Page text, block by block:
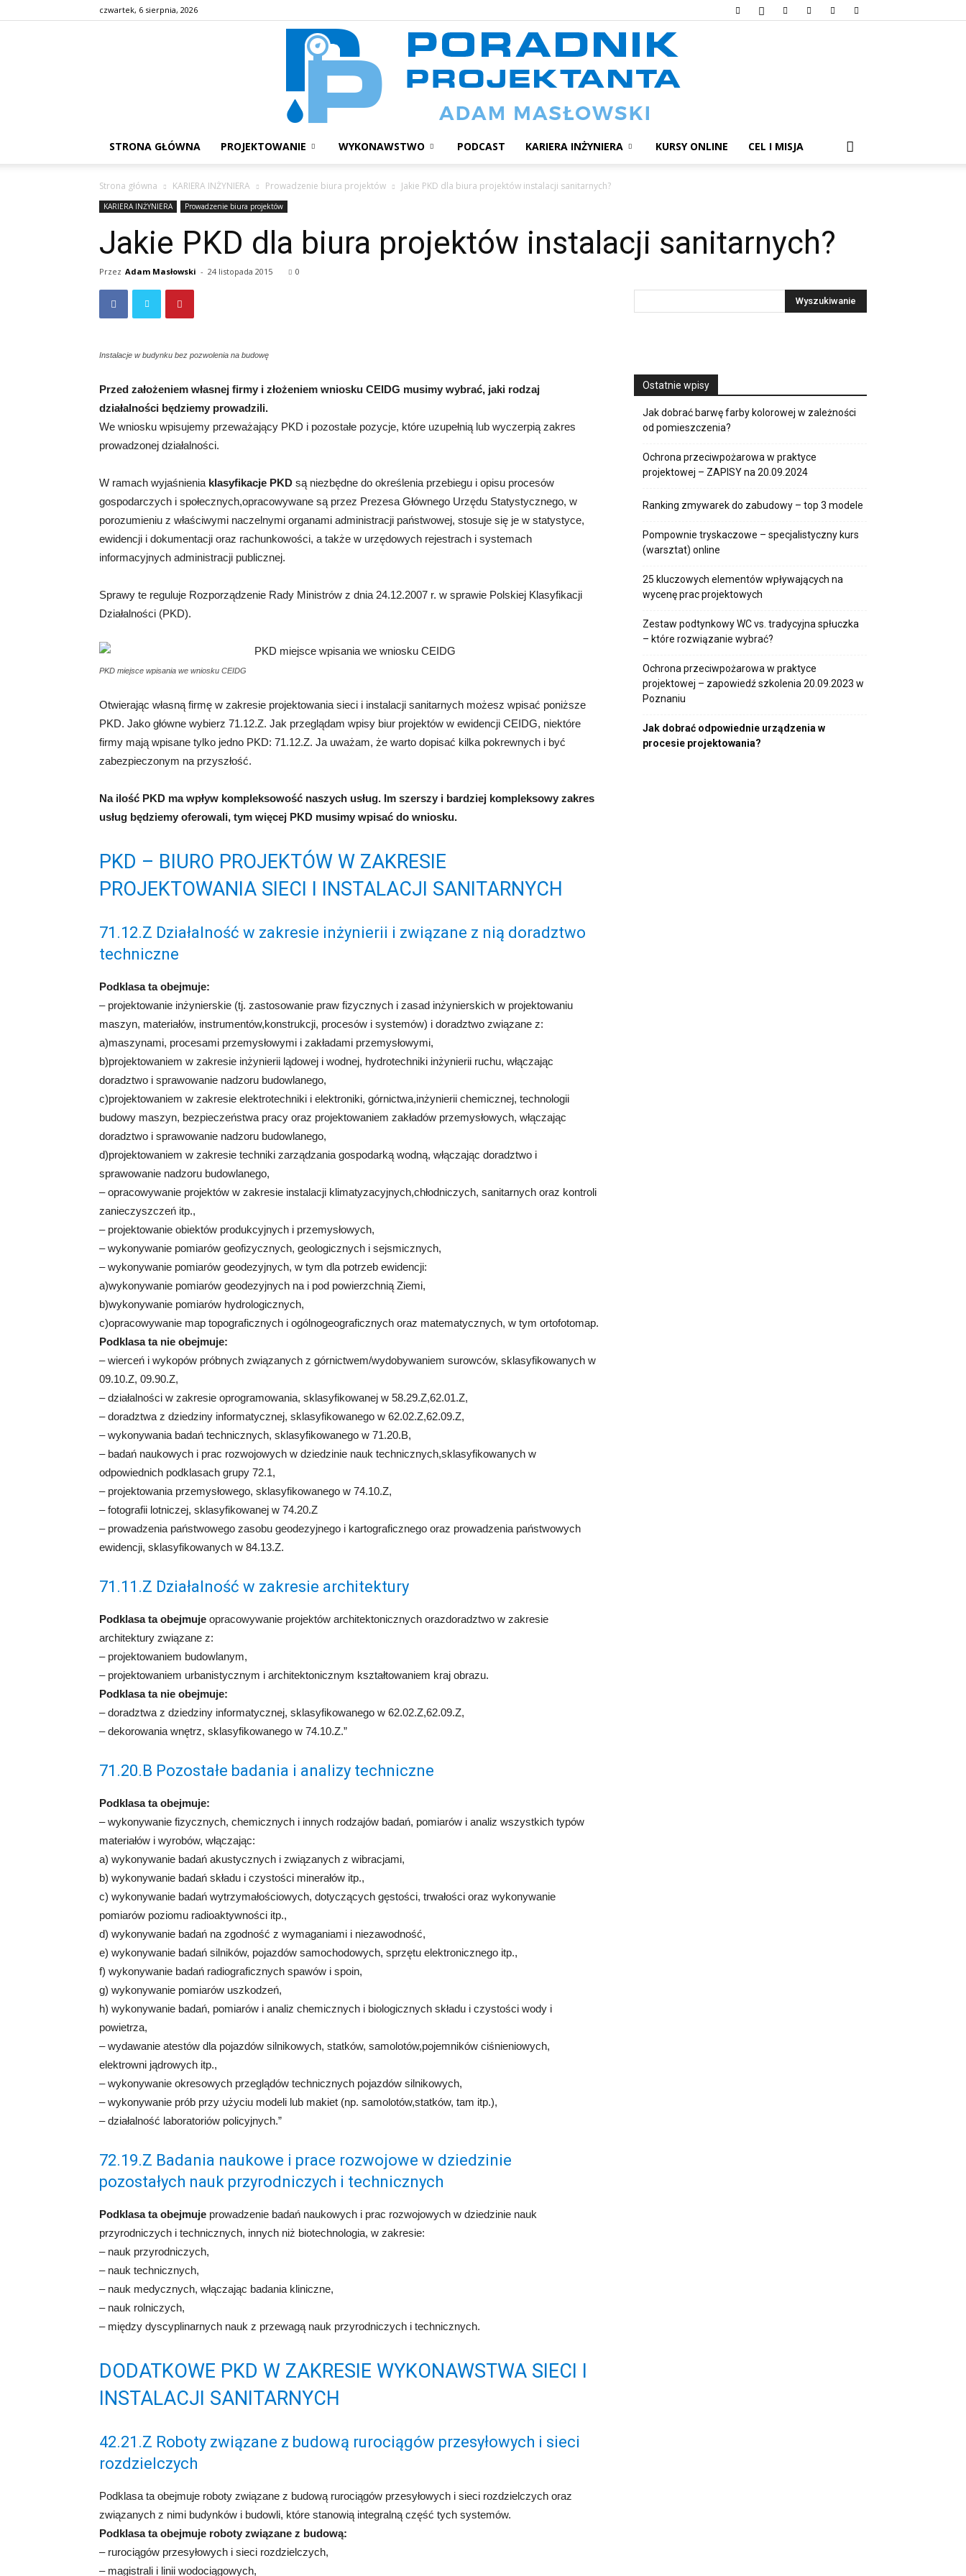
czwartek, 6 sierpnia, 2026
STRONA GŁÓWNA PROJEKTOWANIE WYKONAWSTWO PODCAST KARIERA INŻYNIERA KURSY ONLINE CEL I MISJA
Strona główna KARIERA INŻYNIERA Prowadzenie biura projektów Jakie PKD dla biura projektów instalacji sanitarnych?
KARIERA INŻYNIERA Prowadzenie biura projektów
Jakie PKD dla biura projektów instalacji sanitarnych?
Przez Adam Masłowski - 24 listopada 2015 0
Instalacje w budynku bez pozwolenia na budowę
Przed założeniem własnej firmy i złożeniem wniosku CEIDG musimy wybrać, jaki rodzaj
działalności będziemy prowadzili.
We wniosku wpisujemy przeważający PKD i pozostałe pozycje, które uzupełnią lub wyczerpią zakres
prowadzonej działalności.
W ramach wyjaśnienia klasyfikacje PKD są niezbędne do określenia przebiegu i opisu procesów
gospodarczych i społecznych,opracowywane są przez Prezesa Głównego Urzędu Statystycznego, w
porozumieniu z właściwymi naczelnymi organami administracji państwowej, stosuje się je w statystyce,
ewidencji i dokumentacji oraz rachunkowości, a także w urzędowych rejestrach i systemach
informacyjnych administracji publicznej.
Sprawy te reguluje Rozporządzenie Rady Ministrów z dnia 24.12.2007 r. w sprawie Polskiej Klasyfikacji
Działalności (PKD).
PKD miejsce wpisania we wniosku CEIDG
Otwierając własną firmę w zakresie projektowania sieci i instalacji sanitarnych możesz wpisać poniższe
PKD. Jako główne wybierz 71.12.Z. Jak przeglądam wpisy biur projektów w ewidencji CEIDG, niektóre
firmy mają wpisane tylko jedno PKD: 71.12.Z. Ja uważam, że warto dopisać kilka pokrewnych i być
zabezpieczonym na przyszłość.
Na ilość PKD ma wpływ kompleksowość naszych usług. Im szerszy i bardziej kompleksowy zakres
usług będziemy oferowali, tym więcej PKD musimy wpisać do wniosku.
PKD – BIURO PROJEKTÓW W ZAKRESIE
PROJEKTOWANIA SIECI I INSTALACJI SANITARNYCH
71.12.Z Działalność w zakresie inżynierii i związane z nią doradztwo
techniczne
Podklasa ta obejmuje:
– projektowanie inżynierskie (tj. zastosowanie praw fizycznych i zasad inżynierskich w projektowaniu
maszyn, materiałów, instrumentów,konstrukcji, procesów i systemów) i doradztwo związane z:
a)maszynami, procesami przemysłowymi i zakładami przemysłowymi,
b)projektowaniem w zakresie inżynierii lądowej i wodnej, hydrotechniki inżynierii ruchu, włączając
doradztwo i sprawowanie nadzoru budowlanego,
c)projektowaniem w zakresie elektrotechniki i elektroniki, górnictwa,inżynierii chemicznej, technologii
budowy maszyn, bezpieczeństwa pracy oraz projektowaniem zakładów przemysłowych, włączając
doradztwo i sprawowanie nadzoru budowlanego,
d)projektowaniem w zakresie techniki zarządzania gospodarką wodną, włączając doradztwo i
sprawowanie nadzoru budowlanego,
– opracowywanie projektów w zakresie instalacji klimatyzacyjnych,chłodniczych, sanitarnych oraz kontroli
zanieczyszczeń itp.,
– projektowanie obiektów produkcyjnych i przemysłowych,
– wykonywanie pomiarów geofizycznych, geologicznych i sejsmicznych,
– wykonywanie pomiarów geodezyjnych, w tym dla potrzeb ewidencji:
a)wykonywanie pomiarów geodezyjnych na i pod powierzchnią Ziemi,
b)wykonywanie pomiarów hydrologicznych,
c)opracowywanie map topograficznych i ogólnogeograficznych oraz matematycznych, w tym ortofotomap.
Podklasa ta nie obejmuje:
– wierceń i wykopów próbnych związanych z górnictwem/wydobywaniem surowców, sklasyfikowanych w
09.10.Z, 09.90.Z,
– działalności w zakresie oprogramowania, sklasyfikowanej w 58.29.Z,62.01.Z,
– doradztwa z dziedziny informatycznej, sklasyfikowanego w 62.02.Z,62.09.Z,
– wykonywania badań technicznych, sklasyfikowanego w 71.20.B,
– badań naukowych i prac rozwojowych w dziedzinie nauk technicznych,sklasyfikowanych w
odpowiednich podklasach grupy 72.1,
– projektowania przemysłowego, sklasyfikowanego w 74.10.Z,
– fotografii lotniczej, sklasyfikowanej w 74.20.Z
– prowadzenia państwowego zasobu geodezyjnego i kartograficznego oraz prowadzenia państwowych
ewidencji, sklasyfikowanych w 84.13.Z.
71.11.Z Działalność w zakresie architektury
Podklasa ta obejmuje opracowywanie projektów architektonicznych orazdoradztwo w zakresie
architektury związane z:
– projektowaniem budowlanym,
– projektowaniem urbanistycznym i architektonicznym kształtowaniem kraj obrazu.
Podklasa ta nie obejmuje:
– doradztwa z dziedziny informatycznej, sklasyfikowanego w 62.02.Z,62.09.Z,
– dekorowania wnętrz, sklasyfikowanego w 74.10.Z.”
71.20.B Pozostałe badania i analizy techniczne
Podklasa ta obejmuje:
– wykonywanie fizycznych, chemicznych i innych rodzajów badań, pomiarów i analiz wszystkich typów
materiałów i wyrobów, włączając:
a) wykonywanie badań akustycznych i związanych z wibracjami,
b) wykonywanie badań składu i czystości minerałów itp.,
c) wykonywanie badań wytrzymałościowych, dotyczących gęstości, trwałości oraz wykonywanie
pomiarów poziomu radioaktywności itp.,
d) wykonywanie badań na zgodność z wymaganiami i niezawodność,
e) wykonywanie badań silników, pojazdów samochodowych, sprzętu elektronicznego itp.,
f) wykonywanie badań radiograficznych spawów i spoin,
g) wykonywanie pomiarów uszkodzeń,
h) wykonywanie badań, pomiarów i analiz chemicznych i biologicznych składu i czystości wody i
powietrza,
– wydawanie atestów dla pojazdów silnikowych, statków, samolotów,pojemników ciśnieniowych,
elektrowni jądrowych itp.,
– wykonywanie okresowych przeglądów technicznych pojazdów silnikowych,
– wykonywanie prób przy użyciu modeli lub makiet (np. samolotów,statków, tam itp.),
– działalność laboratoriów policyjnych.”
72.19.Z Badania naukowe i prace rozwojowe w dziedzinie
pozostałych nauk przyrodniczych i technicznych
Podklasa ta obejmuje prowadzenie badań naukowych i prac rozwojowych w dziedzinie nauk
przyrodniczych i technicznych, innych niż biotechnologia, w zakresie:
– nauk przyrodniczych,
– nauk technicznych,
– nauk medycznych, włączając badania kliniczne,
– nauk rolniczych,
– między dyscyplinarnych nauk z przewagą nauk przyrodniczych i technicznych.
DODATKOWE PKD W ZAKRESIE WYKONAWSTWA SIECI I
INSTALACJI SANITARNYCH
42.21.Z Roboty związane z budową rurociągów przesyłowych i sieci
rozdzielczych
Podklasa ta obejmuje roboty związane z budową rurociągów przesyłowych i sieci rozdzielczych oraz
związanych z nimi budynków i budowli, które stanowią integralną część tych systemów.
Podklasa ta obejmuje roboty związane z budową:
– rurociągów przesyłowych i sieci rozdzielczych,
– magistrali i linii wodociągowych,
Ostatnie wpisy
Jak dobrać barwę farby kolorowej w zależności
od pomieszczenia?
Ochrona przeciwpożarowa w praktyce
projektowej – ZAPISY na 20.09.2024
Ranking zmywarek do zabudowy – top 3 modele
Pompownie tryskaczowe – specjalistyczny kurs
(warsztat) online
25 kluczowych elementów wpływających na
wycenę prac projektowych
Zestaw podtynkowy WC vs. tradycyjna spłuczka
– które rozwiązanie wybrać?
Ochrona przeciwpożarowa w praktyce
projektowej – zapowiedź szkolenia 20.09.2023 w
Poznaniu
Jak dobrać odpowiednie urządzenia w
procesie projektowania?